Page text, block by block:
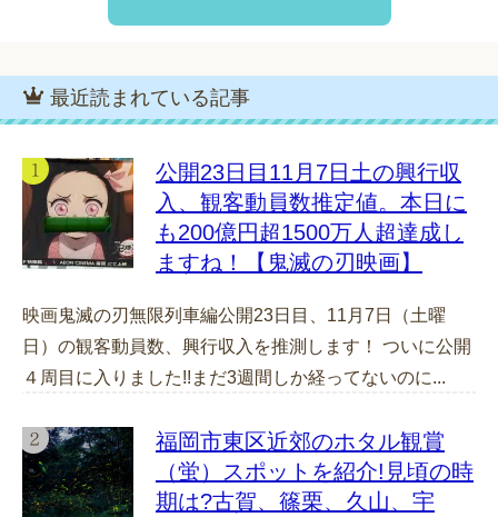
最近読まれている記事
公開23日目11月7日土の興行収
入、観客動員数推定値。本日に
も200億円超1500万人超達成し
ますね！【鬼滅の刃映画】
映画鬼滅の刃無限列車編公開23日目、11月7日（土曜
日）の観客動員数、興行収入を推測します！ ついに公開
４周目に入りました!!まだ3週間しか経ってないのに...
福岡市東区近郊のホタル観賞
（蛍）スポットを紹介!見頃の時
期は?古賀、篠栗、久山、宇